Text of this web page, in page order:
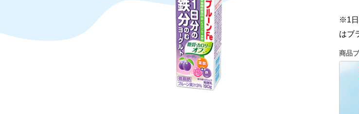
※1日
はブ
商品